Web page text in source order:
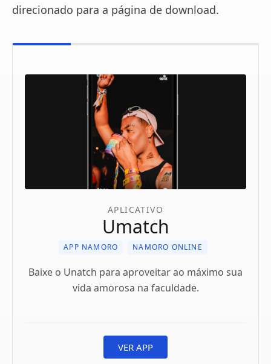
direcionado para a página de download.
APLICATIVO
Umatch
APP NAMORO NAMORO ONLINE
Baixe o Unatch para aproveitar ao máximo sua
vida amorosa na faculdade.
VER APP